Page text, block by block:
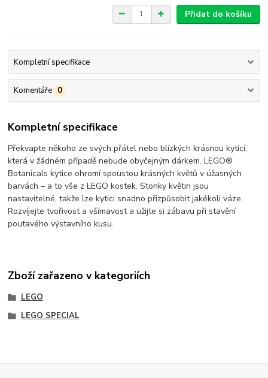
Přidat do košíku
Kompletní specifikace
Komentáře 0
Kompletní specifikace
Překvapte někoho ze svých přátel nebo blízkých krásnou kyticí,
která v žádném případě nebude obyčejným dárkem. LEGO®
Botanicals kytice ohromí spoustou krásných květů v úžasných
barvách – a to vše z LEGO kostek. Stonky květin jsou
nastavitelné, takže lze kytici snadno přizpůsobit jakékoli váze.
Rozvíjejte tvořivost a všímavost a užijte si zábavu při stavění
poutavého výstavního kusu.
Zboží zařazeno v kategoriích
LEGO
LEGO SPECIAL